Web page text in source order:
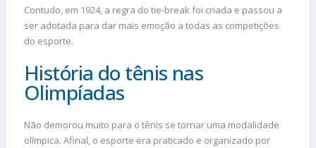
Contudo, em 1924, a regra do tie-break foi criada e passou a
ser adotada para dar mais emoção a todas as competições
do esporte.
História do tênis nas
Olimpíadas
Não demorou muito para o tênis se tornar uma modalidade
olímpica. Afinal, o esporte era praticado e organizado por